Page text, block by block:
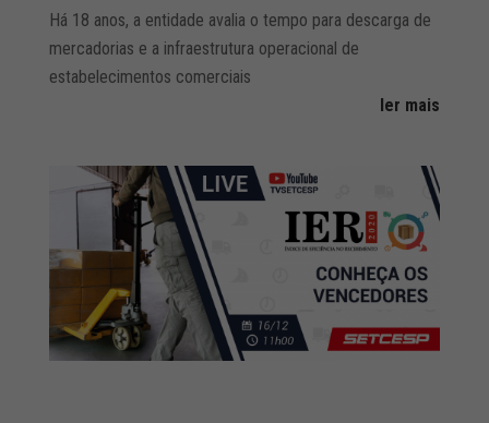
Há 18 anos, a entidade avalia o tempo para descarga de
mercadorias e a infraestrutura operacional de
estabelecimentos comerciais
ler mais